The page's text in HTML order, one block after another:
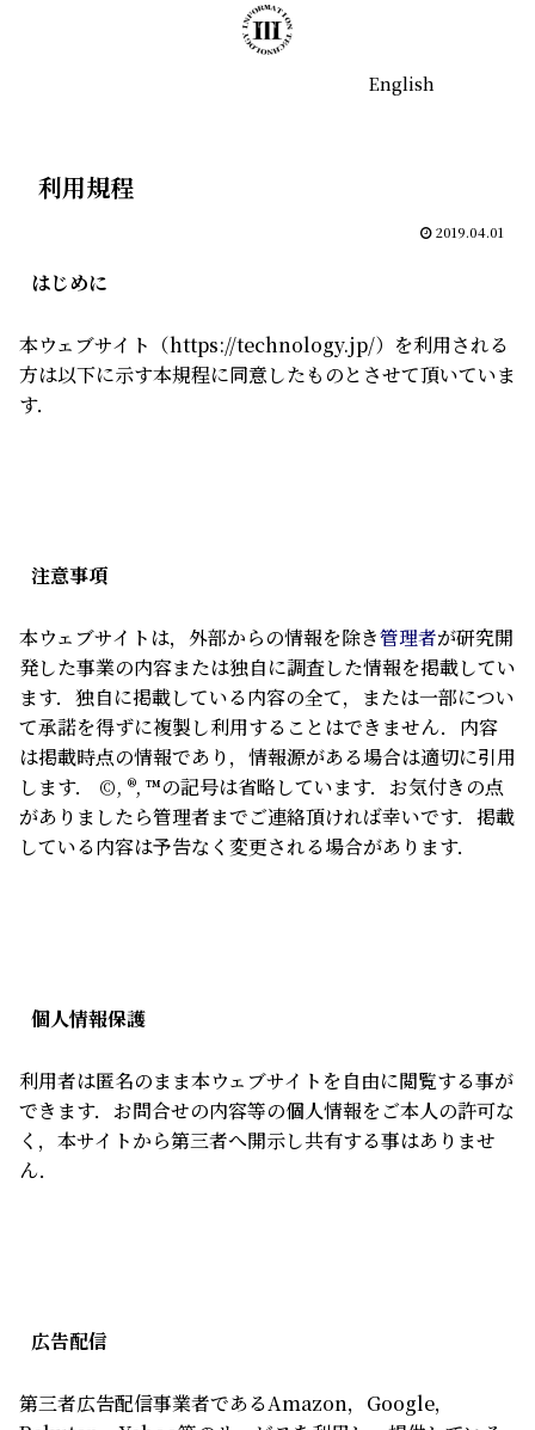
English
利用規程
2019.04.01
はじめに
本ウェブサイト（https://technology.jp/）を利用される
方は以下に示す本規程に同意したものとさせて頂いていま
す．
注意事項
本ウェブサイトは，外部からの情報を除き管理者が研究開
発した事業の内容または独自に調査した情報を掲載してい
ます．独自に掲載している内容の全て，または一部につい
て承諾を得ずに複製し利用することはできません．内容
は掲載時点の情報であり，情報源がある場合は適切に引用
します． ©, ®, ™の記号は省略しています．お気付きの点
がありましたら管理者までご連絡頂ければ幸いです．掲載
している内容は予告なく変更される場合があります．
個人情報保護
利用者は匿名のまま本ウェブサイトを自由に閲覧する事が
できます．お問合せの内容等の個人情報をご本人の許可な
く，本サイトから第三者へ開示し共有する事はありませ
ん．
広告配信
第三者広告配信事業者であるAmazon，Google，